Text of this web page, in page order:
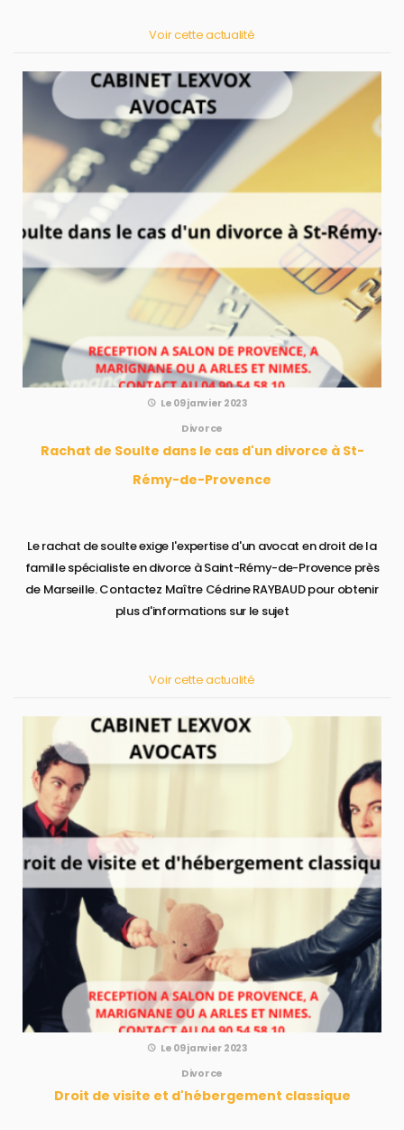
Voir cette actualité
Le 09 janvier 2023
Divorce
Rachat de Soulte dans le cas d'un divorce à St-
Rémy-de-Provence
Le rachat de soulte exige l'expertise d'un avocat en droit de la
famille spécialiste en divorce à Saint-Rémy-de-Provence près
de Marseille. Contactez Maître Cédrine RAYBAUD pour obtenir
plus d'informations sur le sujet
Voir cette actualité
Le 09 janvier 2023
Divorce
Droit de visite et d'hébergement classique